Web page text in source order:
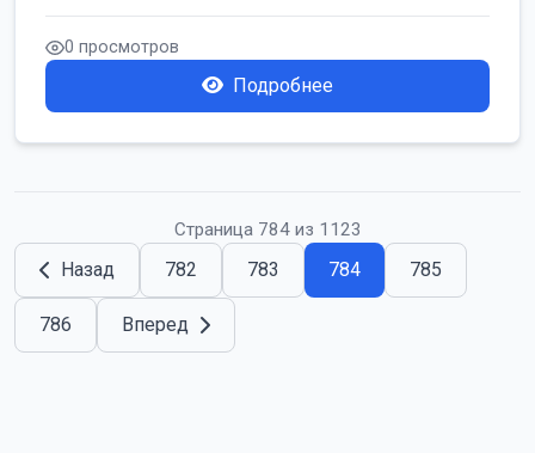
работать б...
0 просмотров
Подробнее
Страница 784 из 1123
Назад 782 783 784 785
786 Вперед